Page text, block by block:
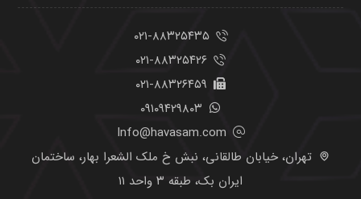
۰۲۱-۸۸۳۲۵۴۳۵
۰۲۱-۸۸۳۲۵۴۲۶
۰۲۱-۸۸۳۲۶۴۵۹
۰۹۱۰۹۴۲۹۸۰۳
Info@havasam.com
تهران، خیابان طالقانی، نبش خ ملک الشعرا بهار، ساختمان
ایران بک، طبقه ۳ واحد ۱۱